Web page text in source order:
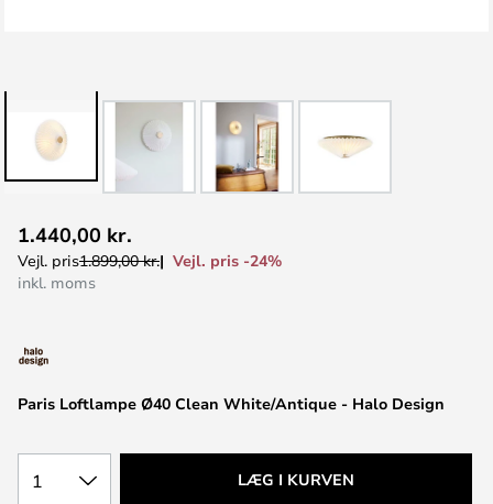
til
starten
Paris Loftlampe Ø40 Clean White/Antique - Halo Design
1.440,00 kr.
Vejl. pris1.899,00 kr.
Vejl. pris -24%
inkl. moms
1 LÆG I KURVEN